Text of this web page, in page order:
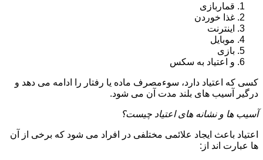
قماربازی
غذا خوردن
اینترنت
موبایل
بازی
و اعتیاد به سکس
کسی که اعتیاد دارد، سوءمصرف ماده یا رفتار را ادامه می دهد و
درگیر آسیب های بلند مدت آن می شود.
آسیب ها و نشانه های اعتیاد چیست؟
اعتیاد باعث ایجاد علائمی مختلفی در افراد می شود که برخی از آن
ها عبارت اند از: